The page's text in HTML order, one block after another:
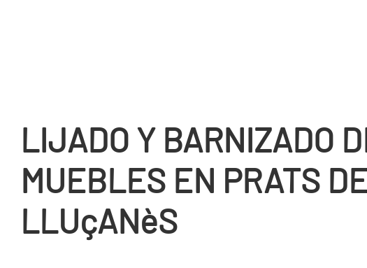
LIJADO Y BARNIZADO
MUEBLES EN PRATS
LLUçANèS